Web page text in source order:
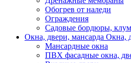
Обогрев от наледи
Ограждения
Садовые бордюры,
Окна, двери, мансарда Окна,
Мансардные окна
ПВХ фасадные окна,